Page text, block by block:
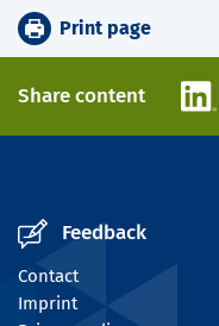
Print page
Share content
Feedback
Contact
Imprint